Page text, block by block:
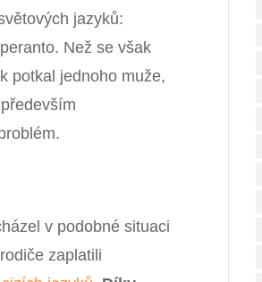
jazyků:
Než se však
potkal jednoho muže,
v podobné situaci
zaplatili